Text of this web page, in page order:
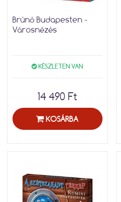
Brúnó Budapesten -
Városnézés
KÉSZLETEN VAN
14 490 Ft
KOSÁRBA